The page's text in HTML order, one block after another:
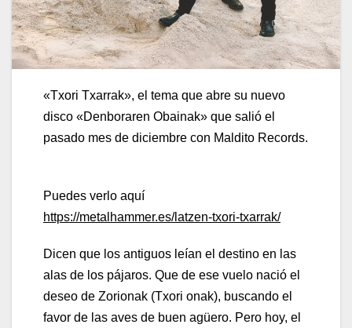
«Txori Txarrak», el tema que abre su nuevo
disco «Denboraren Obainak» que salió el
pasado mes de diciembre con Maldito Records.
Puedes verlo aquí
https://metalhammer.es/latzen-txori-txarrak/
Dicen que los antiguos leían el destino en las
alas de los pájaros. Que de ese vuelo nació el
deseo de Zorionak (Txori onak), buscando el
favor de las aves de buen agüero. Pero hoy, el